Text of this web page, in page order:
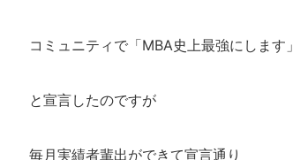
コミュニティで「MBA史上最強にします」
と宣言したのですが
毎月実績者輩出ができて宣言通り